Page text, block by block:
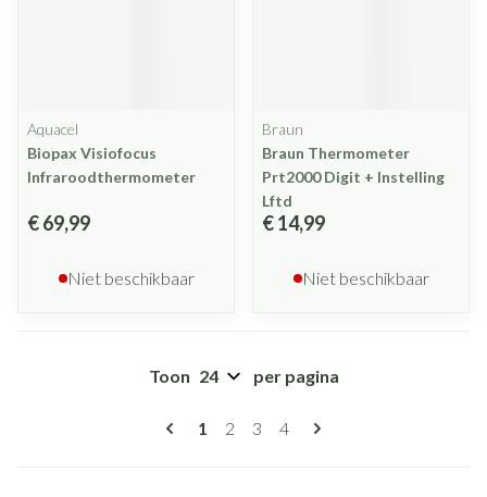
Aquacel
Biopax Visiofocus
Infraroodthermometer
€ 69,99
Niet beschikbaar
Braun
Braun Thermometer
Prt2000 Digit + Instelling
Lftd
€ 14,99
Niet beschikbaar
Pagina's
U lees momenteel pagina
1 Pagina
2 Pagina
3 Pagina
4
Toon per pagina